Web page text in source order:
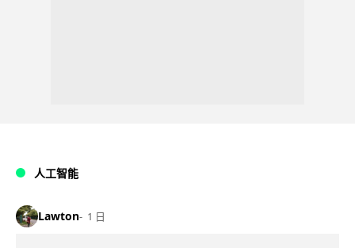
人工智能
Lawton 1 日